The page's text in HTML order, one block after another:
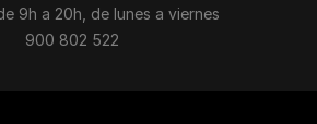
9h a 20h, de lunes a viernes
900 802 522